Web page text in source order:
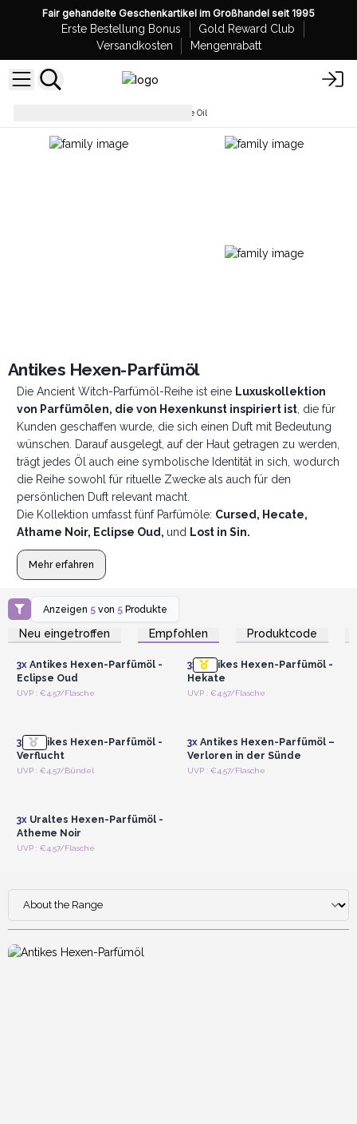
Fair gehandelte Geschenkartikel im Großhandel seit 1995
Erste Bestellung Bonus
Gold Reward Club
Versandkosten
Mengenrabatt
Ancient Witch Perfume Oil
Antikes Hexen-Parfümöl
Die Ancient Witch-Parfümöl-Reihe ist eine Luxuskollektion
von Parfümölen, die von Hexenkunst inspiriert ist, die für
Kunden geschaffen wurde, die sich einen Duft mit Bedeutung
wünschen. Darauf ausgelegt, auf der Haut getragen zu werden,
trägt jedes Öl auch eine symbolische Identität in sich, wodurch
die Reihe sowohl für rituelle Zwecke als auch für den
persönlichen Duft relevant macht.
Die Kollektion umfasst fünf Parfümöle: Cursed, Hecate,
Athame Noir, Eclipse Oud, und Lost in Sin.
Mehr erfahren
Anzeigen 5 von 5 Produkte
Neu eingetroffen Empfohlen Produktcode
Anmelden oder
Registrieren für
Großhandelspreise
3xAntikes Hexen-Parfümöl -
Eclipse Oud
UVP : €4.57/Flasche
Registrieren für
Großhandelspreise
3x Antikes Hexen-Parfümöl -
Hekate
UVP : €4.57/Flasche
Anmelden oder
3x Antikes Hexen-Parfümöl -
Verflucht
UVP : €4.57/Bündel
Anmelden oder
3xAntikes Hexen-Parfümöl –
Verloren in der Sünde
UVP : €4.57/Flasche
Anmelden oder
3xUraltes Hexen-Parfümöl -
Atheme Noir
UVP : €4.57/Flasche